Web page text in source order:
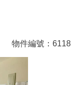
物件編號：6118